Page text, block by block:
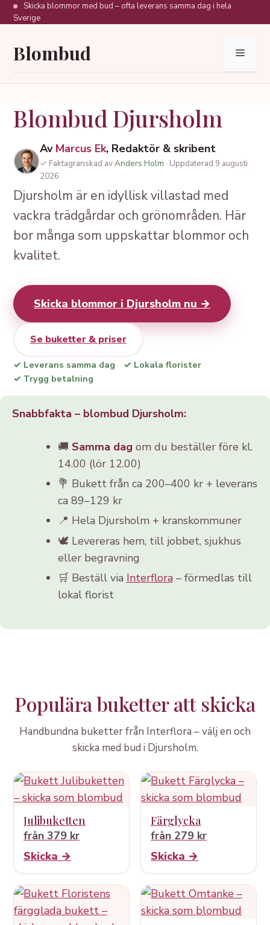
Hoppa
till
Skicka blommor med bud – ofta leverans samma dag i hela
Sverige
Blombud Meny
Blombud Djursholm
Av Marcus Ek, Redaktör & skribent
✓ Faktagranskad avAnders Holm · Uppdaterad 9 augusti
2026
Djursholm är en idyllisk villastad med
vackra trädgårdar och grönområden. Här
bor många som uppskattar blommor och
kvalitet.
Skicka blommor i Djursholm nu →
Se buketter & priser
✓ Leverans samma dag
✓ Lokala florister
✓ Trygg betalning
Snabbfakta – blombud Djursholm:
🚚 Samma dag om du beställer före kl.
14.00 (lör 12.00)
💐 Bukett från ca 200–400 kr + leverans
ca 89–129 kr
📍 Hela Djursholm + kranskommuner
🕊️ Levereras hem, till jobbet, sjukhus
eller begravning
🛒 Beställ via Interflora– förmedlas till
lokal florist
Populära buketter att skicka
Handbundna buketter från Interflora – välj en och
skicka med bud i Djursholm.
Julibuketten
från 379 kr
Skicka →
Färglycka
från 279 kr
Skicka →